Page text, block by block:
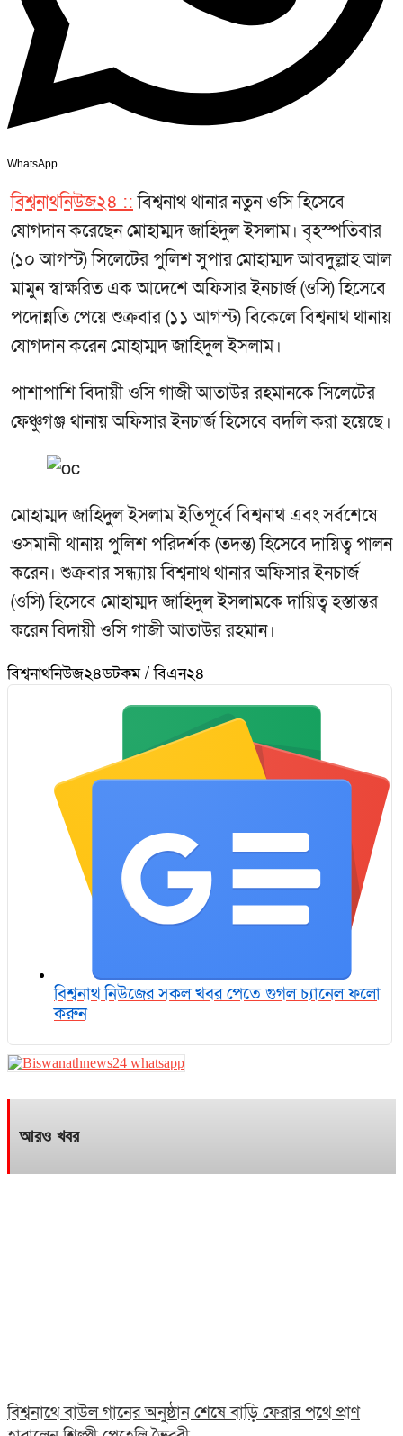
WhatsApp
বিশ্বনাথনিউজ২৪ ::বিশ্বনাথ থানার নতুন ওসি হিসেবে
যোগদান করেছেন মোহাম্মদ জাহিদুল ইসলাম। বৃহস্পতিবার
(১০ আগস্ট) সিলেটের পুলিশ সুপার মোহাম্মদ আবদুল্লাহ আল
মামুন স্বাক্ষরিত এক আদেশে অফিসার ইনচার্জ (ওসি) হিসেবে
পদোন্নতি পেয়ে শুক্রবার (১১ আগস্ট) বিকেলে বিশ্বনাথ থানায়
যোগদান করেন মোহাম্মদ জাহিদুল ইসলাম।
পাশাপাশি বিদায়ী ওসি গাজী আতাউর রহমানকে সিলেটের
ফেঞ্চুগঞ্জ থানায় অফিসার ইনচার্জ হিসেবে বদলি করা হয়েছে।
মোহাম্মদ জাহিদুল ইসলাম ইতিপূর্বে বিশ্বনাথ এবং সর্বশেষে
ওসমানী থানায় পুলিশ পরিদর্শক (তদন্ত) হিসেবে দায়িত্ব পালন
করেন। শুক্রবার সন্ধ্যায় বিশ্বনাথ থানার অফিসার ইনচার্জ
(ওসি) হিসেবে মোহাম্মদ জাহিদুল ইসলামকে দায়িত্ব হস্তান্তর
করেন বিদায়ী ওসি গাজী আতাউর রহমান।
বিশ্বনাথনিউজ২৪ডটকম / বিএন২৪
বিশ্বনাথ নিউজের সকল খবর পেতে গুগল চ‌্যানেল ফলো
করুন
আরও খবর
বিশ্বনাথে বাউল গানের অনুষ্ঠান শেষে বাড়ি ফেরার পথে প্রাণ